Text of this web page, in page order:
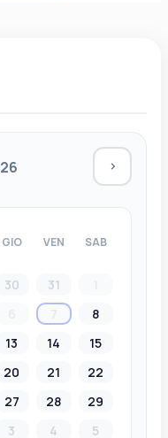
GIO VEN SAB
30 31
8
13 14
15
20 21
22
27 28
29
3 4 5